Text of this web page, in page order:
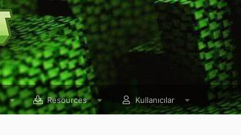
Resources Kullanıcılar